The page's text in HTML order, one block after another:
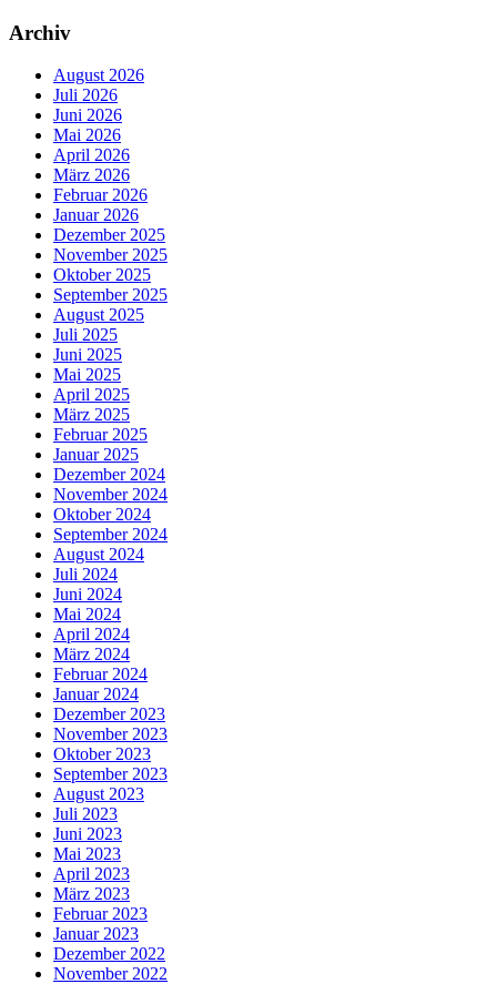
Archiv
August 2026
Juli 2026
Juni 2026
Mai 2026
April 2026
März 2026
Februar 2026
Januar 2026
Dezember 2025
November 2025
Oktober 2025
September 2025
August 2025
Juli 2025
Juni 2025
Mai 2025
April 2025
März 2025
Februar 2025
Januar 2025
Dezember 2024
November 2024
Oktober 2024
September 2024
August 2024
Juli 2024
Juni 2024
Mai 2024
April 2024
März 2024
Februar 2024
Januar 2024
Dezember 2023
November 2023
Oktober 2023
September 2023
August 2023
Juli 2023
Juni 2023
Mai 2023
April 2023
März 2023
Februar 2023
Januar 2023
Dezember 2022
November 2022